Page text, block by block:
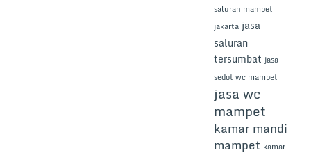
saluran mampet
jakarta jasa
saluran
tersumbat jasa
sedot wc mampet
jasa wc
mampet
kamar mandi
mampet kamar